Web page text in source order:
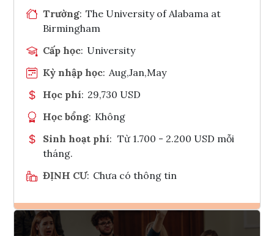
Trường: The University of Alabama at
Birmingham
Cấp học: University
Kỳ nhập học: Aug,Jan,May
Học phí: 29,730 USD
Học bổng: Không
Sinh hoạt phí: Từ 1.700 - 2.200 USD mỗi
tháng.
ĐỊNH CƯ: Chưa có thông tin
Ghi danh